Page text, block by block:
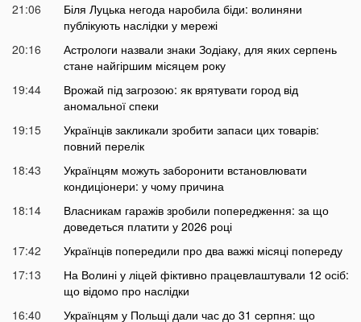
21:06
Біля Луцька негода наробила біди: волиняни
публікують наслідки у мережі
20:16
Астрологи назвали знаки Зодіаку, для яких серпень
стане найгіршим місяцем року
19:44
Врожай під загрозою: як врятувати город від
аномальної спеки
19:15
Українців закликали зробити запаси цих товарів:
повний перелік
18:43
Українцям можуть заборонити встановлювати
кондиціонери: у чому причина
18:14
Власникам гаражів зробили попередження: за що
доведеться платити у 2026 році
17:42
Українців попередили про два важкі місяці попереду
17:13
На Волині у ліцей фіктивно працевлаштували 12 осіб:
що відомо про наслідки
16:40
Українцям у Польщі дали час до 31 серпня: що